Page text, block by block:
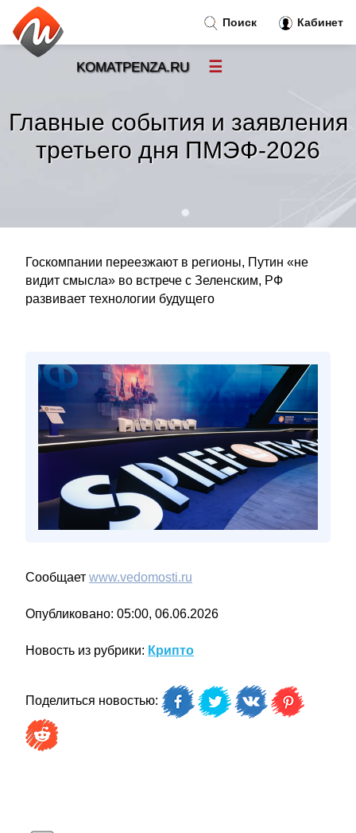
Главные события и заявления
третьего дня ПМЭФ-2026
Госкомпании переезжают в регионы, Путин «не
видит смысла» во встрече с Зеленским, РФ
развивает технологии будущего
Сообщает www.vedomosti.ru
Опубликовано: 05:00, 06.06.2026
Новость из рубрики: Крипто
Поделиться новостью:
Поиск Кабинет
KOMATPENZA.RU ☰
Новости»
Тренды новостей»
Правила»
Контакт»